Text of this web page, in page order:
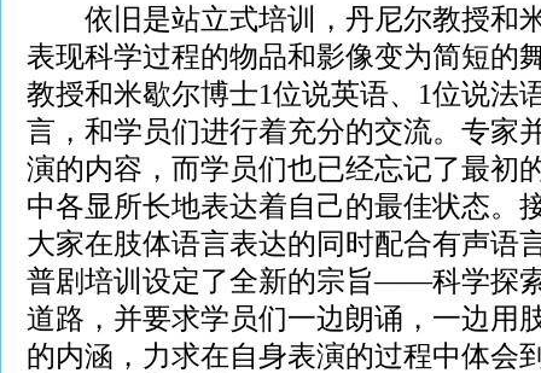
依旧是站立式培训，丹尼尔教授和
表现科学过程的物品和影像变为简短的
教授和米歇尔博士1位说英语、1位说法
言，和学员们进行着充分的交流。专家
演的内容，而学员们也已经忘记了最初
中各显所长地表达着自己的最佳状态。
大家在肢体语言表达的同时配合有声语
普剧培训设定了全新的宗旨——科学探
道路，并要求学员们一边朗诵，一边用
的内涵，力求在自身表演的过程中体会